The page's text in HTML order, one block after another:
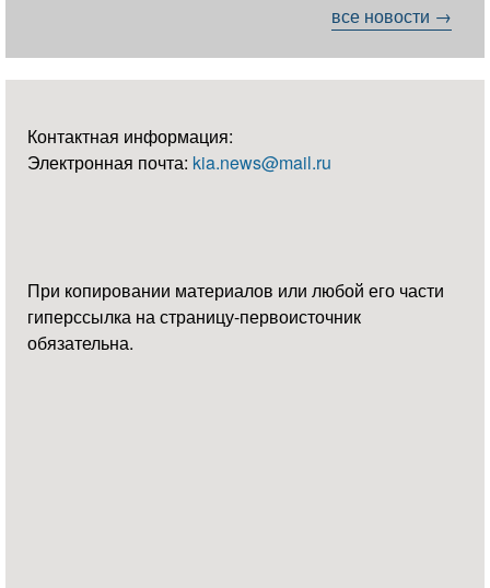
все новости →
Контактная информация:
Электронная почта: kia.news@mail.ru
При копировании материалов или любой его части
гиперссылка на страницу-первоисточник
обязательна.